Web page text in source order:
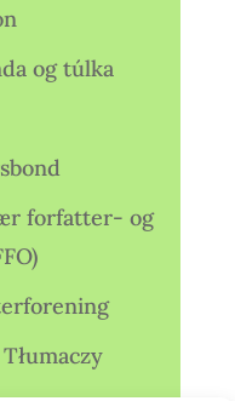
og túlka
forfatter- og